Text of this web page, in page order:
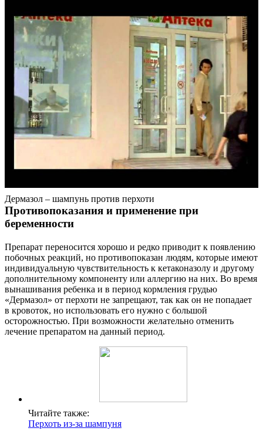
Контакты
Дермазол – шампунь против перхоти
Противопоказания и применение при
беременности
Препарат переносится хорошо и редко приводит к появлению
побочных реакций, но противопоказан людям, которые имеют
индивидуальную чувствительность к кетаконазолу и другому
дополнительному компоненту или аллергию на них. Во время
вынашивания ребенка и в период кормления грудью
«Дермазол» от перхоти не запрещают, так как он не попадает
в кровоток, но использовать его нужно с большой
осторожностью. При возможности желательно отменить
лечение препаратом на данный период.
Читайте также:
Перхоть из-за шампуня